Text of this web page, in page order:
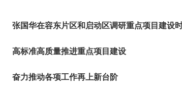
张国华在容东片区和启动区调研重点项目建设
高标准高质量推进重点项目建设
奋力推动各项工作再上新台阶